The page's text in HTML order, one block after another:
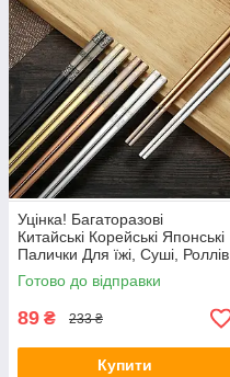
Уцінка! Багаторазові
Китайські Корейські Японські
Палички Для їжі, Суші, Роллів
з візерунком
Готово до відправки
89 ₴ 233 ₴
Купити